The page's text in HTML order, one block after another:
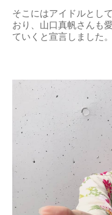
そこにはアイドルとし
おり、山口真帆さんも
ていくと宣言しました。